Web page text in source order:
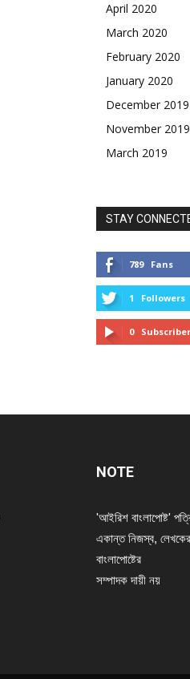
April 2020
March 2020
February 2020
January 2020
December 2019
November 2019
March 2019
STAY
789 Fans
1 Followers
0
NOTE
'আইরিশ বাংলাপোষ্ট'
একান্ত নিজস্ব,
বাংলাপোষ্টের
সম্পাদক দায়ী নয়